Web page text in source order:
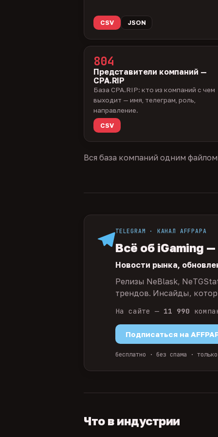
CSV JSON
804
Представители компаний —
CPA.RIP
База CPA.RIP: кто из компаний с чем
выходит — имя, телеграм, роль,
направление.
CSV
Вся база компаний одним
TELEGRAM · КАНАЛ AFFPAPA
Всё об iGaming
Новости рынка,
Релизы NeBlask,
трендов. Инсайды,
На сайте — 11 990
Подписаться на
бесплатно · без спама ·
Что в индустрии